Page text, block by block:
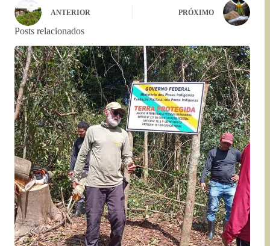
ANTERIOR PRÓXIMO
Posts relacionados